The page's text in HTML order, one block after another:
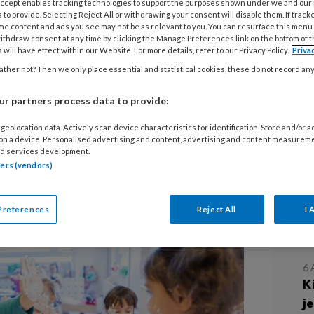
gaat het zelden over
door misverstanden over
nadruk op werkdruk,
Laten we het eens hebben over de
zelf kunnen doen om dat te
hun ouders, voor onszelf en
6
enables tracking technologies to support the purposes shown under we and
to provide. Selecting Reject All or withdrawing your consent will disable them. If
content and ads you see may not be as relevant to you. You can resurface this
consent at any time by clicking the Manage Preferences link on the bottom of
will have effect within our Website. For more details, refer to our Privacy Policy.
not? Then we only place essential and statistical cookies, these do not record
partners process data to provide:
data. Actively scan device characteristics for identification. Store and/or
a device. Personalised advertising and content, advertising and content
services development.
(vendors)
Reject All I